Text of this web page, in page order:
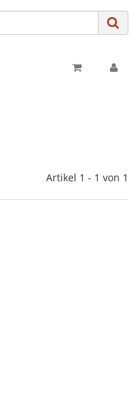
Artikel 1 - 1 von 1